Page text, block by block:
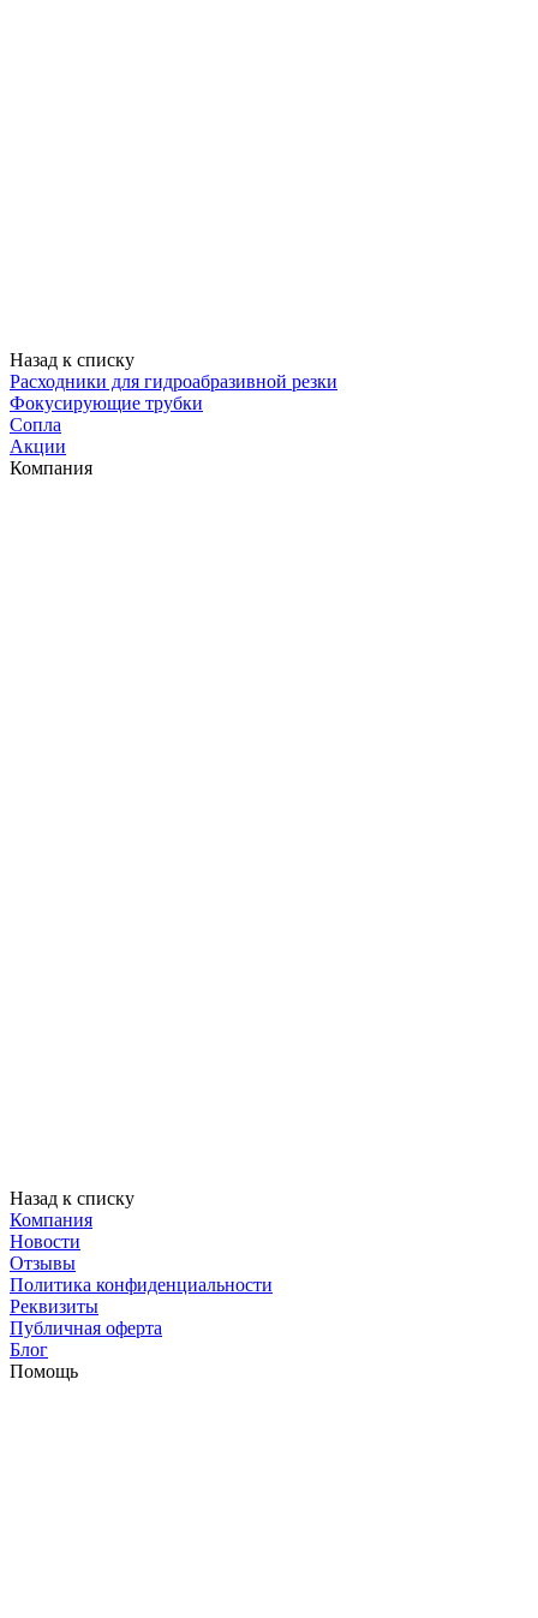
Назад к списку
Расходники для гидроабразивной резки
Фокусирующие трубки
Сопла
Акции
Компания
Назад к списку
Компания
Новости
Отзывы
Политика конфиденциальности
Реквизиты
Публичная оферта
Блог
Помощь